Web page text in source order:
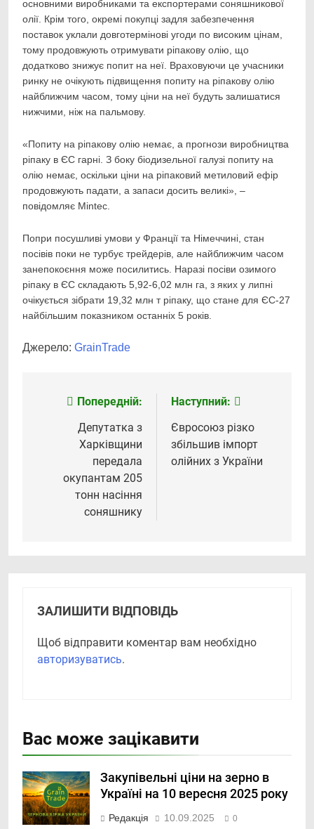
основними виробниками та експортерами соняшникової
олії. Крім того, окремі покупці задля забезпечення
поставок уклали довготермінові угоди по високим цінам,
тому продовжують отримувати ріпакову олію, що
додатково знижує попит на неї. Враховуючи це учасники
ринку не очікують підвищення попиту на ріпакову олію
найближчим часом, тому ціни на неї будуть залишатися
нижчими, ніж на пальмову.
«Попиту на ріпакову олію немає, а прогнози виробництва
ріпаку в ЄС гарні. З боку біодизельної галузі попиту на
олію немає, оскільки ціни на ріпаковий метиловий ефір
продовжують падати, а запаси досить великі», –
повідомляє Mintec.
Попри посушливі умови у Франції та Німеччині, стан
посівів поки не турбує трейдерів, але найближчим часом
занепокоєння може посилитись. Наразі посіви озимого
ріпаку в ЄС складають 5,92-6,02 млн га, з яких у липні
очікується зібрати 19,32 млн т ріпаку, що стане для ЄС-27
найбільшим показником останніх 5 років.
Джерело: GrainTrade
Навігація
записів
Попередній:
Депутатка з
Харківщини
передала
окупантам 205
тонн насіння
соняшнику
Наступний:
Євросоюз різко
збільшив імпорт
олійних з України
ЗАЛИШИТИ ВІДПОВІДЬ
Щоб відправити коментар вам необхідно
авторизуватись.
Вас може зацікавити
Закупівельні ціни на зерно в
Україні на 10 вересня 2025 року
Редакція 10.09.2025 0